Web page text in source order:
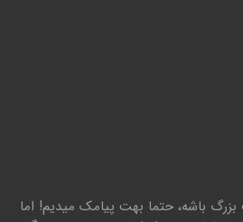
باشه، حتما بهت پیامک میدیم! اما